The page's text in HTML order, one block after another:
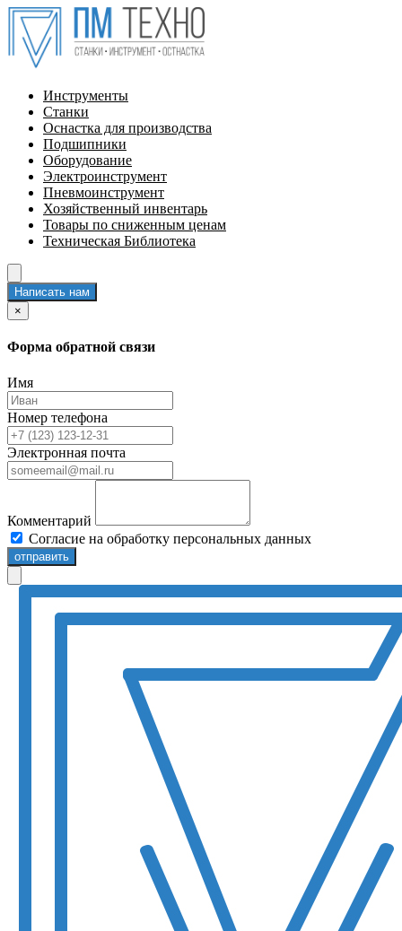
Инструменты
Станки
Оснастка для производства
Подшипники
Оборудование
Электроинструмент
Пневмоинструмент
Хозяйственный инвентарь
Товары по сниженным ценам
Техническая Библиотека
Написать нам
×
Форма обратной связи
Имя
Номер телефона
Электронная почта
Комментарий
Согласие на обработку персональных данных
отправить